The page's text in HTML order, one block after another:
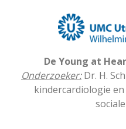
De Young at
Onderzoeker:Dr. H.
kindercardiologie